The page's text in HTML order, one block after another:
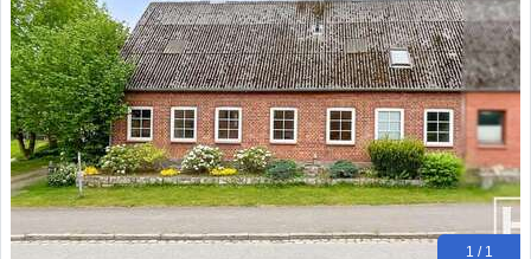
1 / 1